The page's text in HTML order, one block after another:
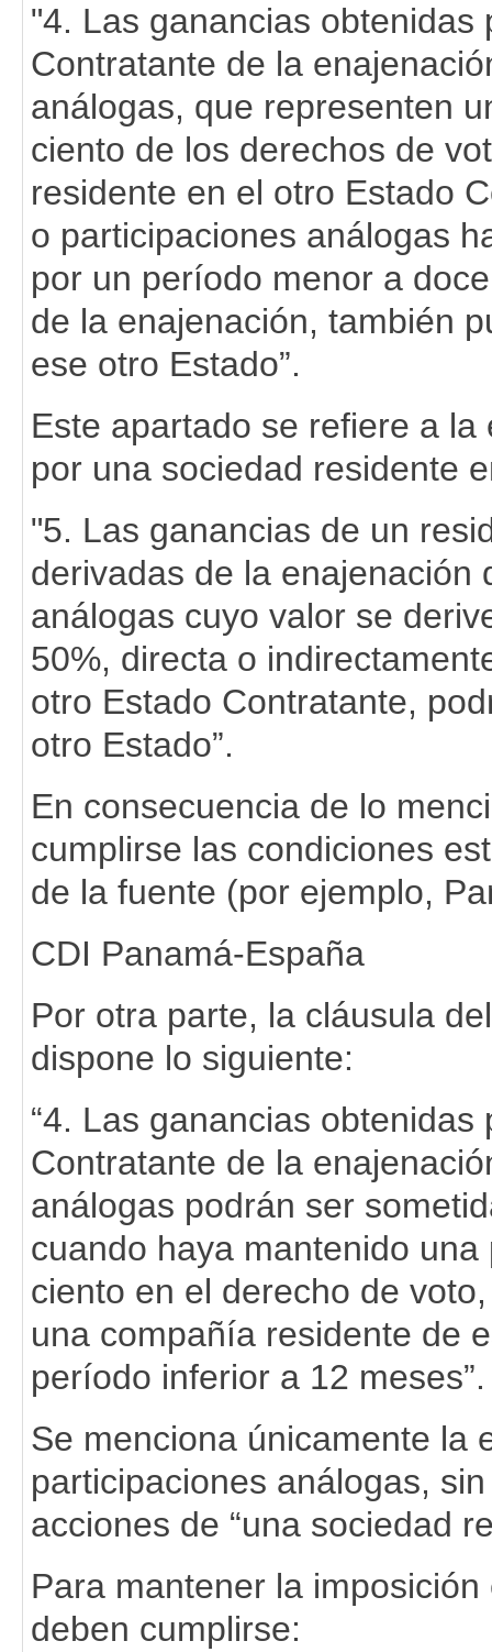
"4. Las ganancias
Contratante de la
análogas, que representen
ciento de los derechos de
residente en el otro Estado
o participaciones análogas
por un período menor a
de la enajenación, también
ese otro Estado”.
Este apartado se refiere a
por una sociedad residente
"5. Las ganancias de un
derivadas de la enajenación
análogas cuyo valor se
50%, directa o
otro Estado Contratante,
otro Estado”.
En consecuencia de lo
cumplirse las condiciones
de la fuente (por ejemplo,
CDI Panamá-España
Por otra parte, la cláusula
dispone lo siguiente:
“4. Las ganancias
Contratante de la
análogas podrán ser
cuando haya mantenido
ciento en el derecho de
una compañía residente de
período inferior a 12 meses”.
Se menciona únicamente la
participaciones análogas,
acciones de “una sociedad
Para mantener la
deben cumplirse: